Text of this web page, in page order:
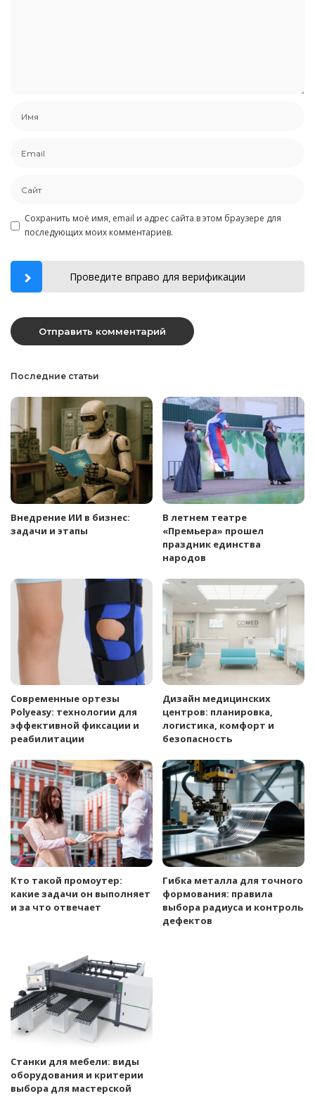
Сохранить моё имя, email и адрес сайта в этом браузере для
последующих моих комментариев.
Проведите вправо для верификации
Последние статьи
Внедрение ИИ в бизнес:
задачи и этапы
В летнем театре
«Премьера» прошел
праздник единства
народов
Современные ортезы
Polyeasy: технологии для
эффективной фиксации и
реабилитации
Дизайн медицинских
центров: планировка,
логистика, комфорт и
безопасность
Кто такой промоутер:
какие задачи он выполняет
и за что отвечает
Гибка металла для точного
формования: правила
выбора радиуса и контроль
дефектов
Станки для мебели: виды
оборудования и критерии
выбора для мастерской